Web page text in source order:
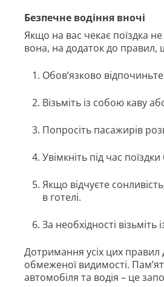
Безпечне водіння вночі
Якщо на вас чекає поїздка
вона, на додаток до правил,
Обов’язково
Візьміть із собою каву
Попросіть пасажирів
Увімкніть під час
Якщо відчуєте
в готелі.
За необхідності
Дотримання усіх цих
обмеженої видимості.
автомобіля та водія – це